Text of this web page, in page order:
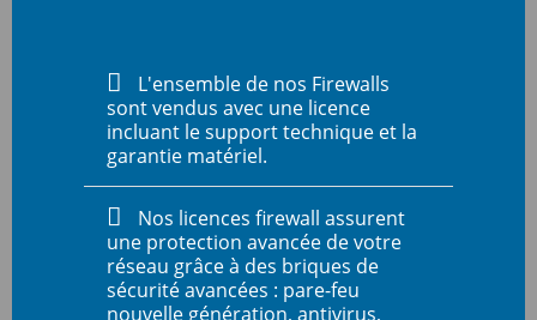
L'ensemble de nos Firewalls
sont vendus avec une licence
incluant le support technique et la
garantie matériel.
Nos licences firewall assurent
une protection avancée de votre
réseau grâce à des briques de
sécurité avancées : pare-feu
nouvelle génération, antivirus,